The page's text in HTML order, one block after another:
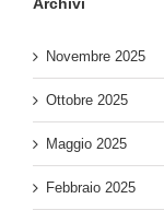
Novembre 2025
Ottobre 2025
Maggio 2025
Febbraio 2025